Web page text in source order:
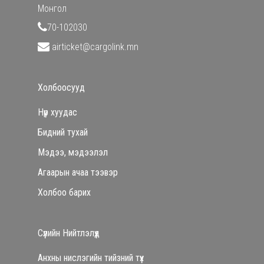
Монгол
70-102030
airticket@cargolink.mn
Холбоосууд
Нүүр хуудас
Бидний тухай
Мэдээ, мэдээлэл
Агаарын ачаа тээвэр
Холбоо барих
Сүүлийн Нийтлэлүүд
Анхны нислэгийн тийзний түүх